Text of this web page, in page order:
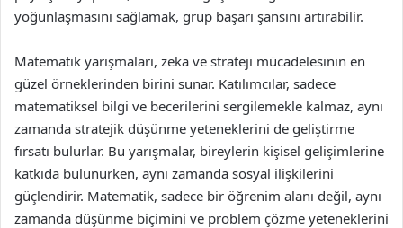
yoğunlaşmasını sağlamak, grup başarı şansını artırabilir.
Matematik yarışmaları, zeka ve strateji mücadelesinin en
güzel örneklerinden birini sunar. Katılımcılar, sadece
matematiksel bilgi ve becerilerini sergilemekle kalmaz, aynı
zamanda stratejik düşünme yeteneklerini de geliştirme
fırsatı bulurlar. Bu yarışmalar, bireylerin kişisel gelişimlerine
katkıda bulunurken, aynı zamanda sosyal ilişkilerini
güçlendirir. Matematik, sadece bir öğrenim alanı değil, aynı
zamanda düşünme biçimini ve problem çözme yeteneklerini